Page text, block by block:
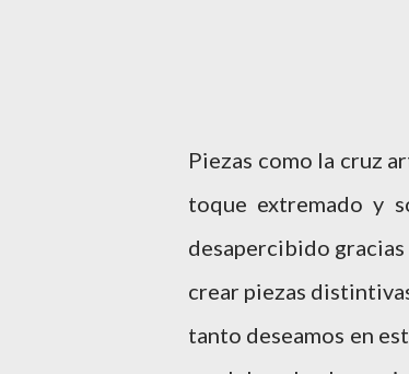
Piezas como la cruz
toque extremado y
desapercibido
crear piezas
tanto deseamos en